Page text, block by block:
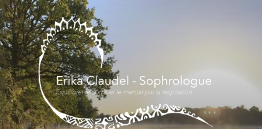
Aller
au
contenu
principal